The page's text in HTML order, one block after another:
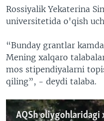
Rossiyalik Yekaterina
universitetida o'qish
“Bunday grantlar
Mening xalqaro
mos stipendiyalarni
qiling”, - deydi talaba.
AQSh oliygohlaridagi